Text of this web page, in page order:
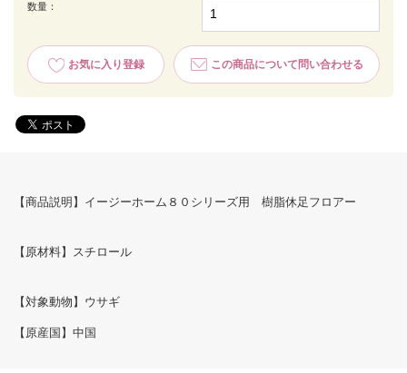
数量：
お気に入り登録 この商品について問い合わせる
【商品説明】イージーホーム８０シリーズ用 樹脂休足フロアー
【原材料】スチロール
【対象動物】ウサギ
【原産国】中国